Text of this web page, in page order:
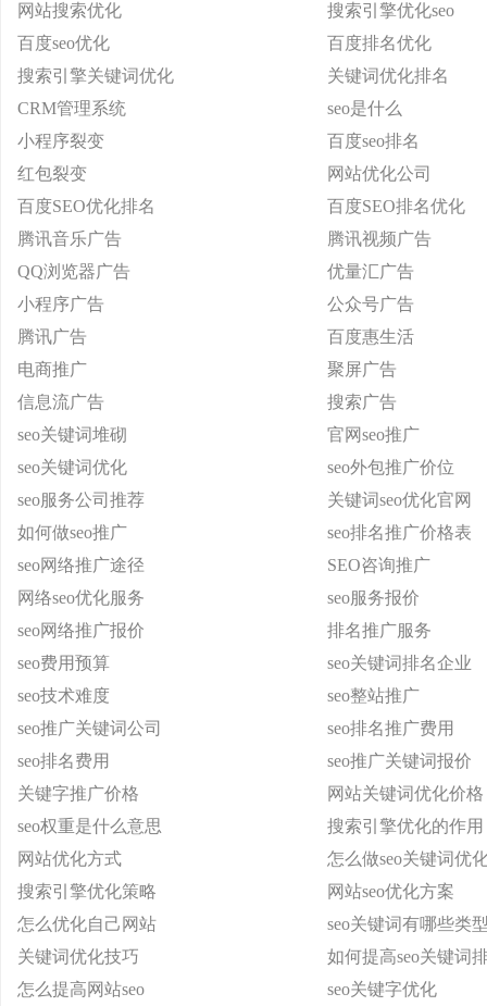
网站搜索优化
搜索引擎优化seo
百度seo优化
百度排名优化
搜索引擎关键词优化
关键词优化排名
CRM管理系统
seo是什么
小程序裂变
百度seo排名
红包裂变
网站优化公司
百度SEO优化排名
百度SEO排名优化
腾讯音乐广告
腾讯视频广告
QQ浏览器广告
优量汇广告
小程序广告
公众号广告
腾讯广告
百度惠生活
电商推广
聚屏广告
信息流广告
搜索广告
seo关键词堆砌
官网seo推广
seo关键词优化
seo外包推广价位
seo服务公司推荐
关键词seo优化官网
如何做seo推广
seo排名推广价格表
seo网络推广途径
SEO咨询推广
网络seo优化服务
seo服务报价
seo网络推广报价
排名推广服务
seo费用预算
seo关键词排名企业
seo技术难度
seo整站推广
seo推广关键词公司
seo排名推广费用
seo排名费用
seo推广关键词报价
关键字推广价格
网站关键词优化价格
seo权重是什么意思
搜索引擎优化的作用
网站优化方式
怎么做seo关键词优
搜索引擎优化策略
网站seo优化方案
怎么优化自己网站
seo关键词有哪些类
关键词优化技巧
如何提高seo关键词
怎么提高网站seo
seo关键字优化